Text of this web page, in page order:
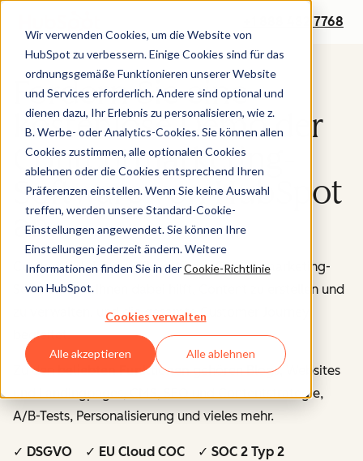
Wir verwenden Cookies, um die Website von
HubSpot zu verbessern. Einige Cookies sind für das
ordnungsgemäße Funktionieren unserer Website
und Services erforderlich. Andere sind optional und
dienen dazu, Ihr Erlebnis zu personalisieren, wie z.
B. Werbe- oder Analytics-Cookies. Sie können allen
Cookies zustimmen, alle optionalen Cookies
ablehnen oder die Cookies entsprechend Ihren
Präferenzen einstellen. Wenn Sie keine Auswahl
treffen, werden unsere Standard-Cookie-
Einstellungen angewendet. Sie können Ihre
Einstellungen jederzeit ändern. Weitere
Informationen finden Sie in derCookie-Richtlinie
von HubSpot.
Cookies verwalten
Alle akzeptieren Alle ablehnen
+1 888 482 7768
Fordern Sie eine
kostenlose Demo der
Contentmarketing-
Software von HubSpot
an.
Content Hub ist eine KI-gestützte Contentmarketing-
Software, die Ihnen dabei hilft, Content zu erstellen und
zu verwalten, und die gesamte Customer Journey
begleitet.
Zu denbeliebten Funktionengehören Blogs, Websites
und Landingpages, CMS, SEO und Contentstrategie,
A/B-Tests, Personalisierung und vieles mehr.
✓ DSGVO ✓ EU Cloud COC ✓ SOC 2 Typ 2